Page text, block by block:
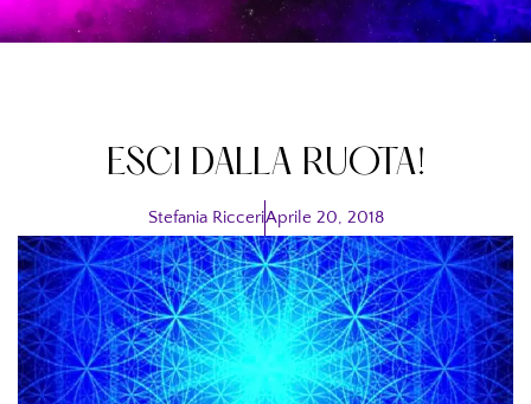
ESCI DALLA RUOTA!
Stefania RicceriAprile 20, 2018